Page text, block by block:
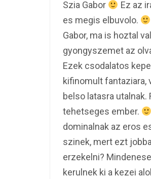
Szia Gabor
Ez az
es megis elbuvolo.
Gabor, ma is hoztal
gyongyszemet az
Ezek csodalatos
kifinomult fantaziara,
belso latasra utalnak.
tehetseges ember.
dominalnak az eros
szinek, mert ezt
erzekelni?
kerulnek ki a kezei